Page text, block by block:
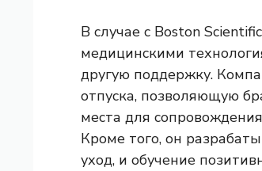
В случае с Boston
медицинскими
другую поддержку.
отпуска, позволяющую
места для
Кроме того, он
уход, и обучение